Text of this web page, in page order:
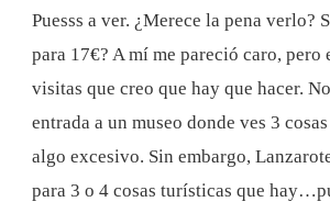
Puesss a ver. ¿Merece la pena verlo?
para 17€? A mí me pareció caro, pero
visitas que creo que hay que hacer.
entrada a un museo donde ves 3
algo excesivo. Sin embargo,
para 3 o 4 cosas turísticas que